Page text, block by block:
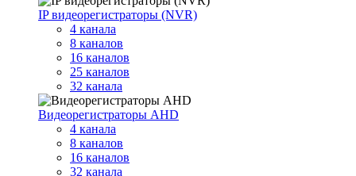
IP видеорегистраторы (NVR)
4 канала
8 каналов
16 каналов
25 каналов
32 канала
Видеорегистраторы AHD
4 канала
8 каналов
16 каналов
32 канала